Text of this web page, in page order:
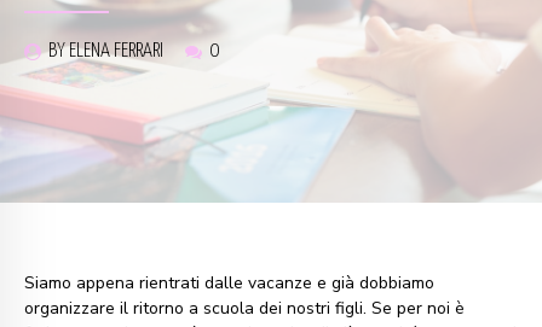
BY ELENA FERRARI 0
Siamo appena rientrati dalle vacanze e già dobbiamo
organizzare il ritorno a scuola dei nostri figli. Se per noi è